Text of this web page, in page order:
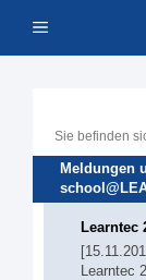
Inhalt Menü
Sie befinden
Meldungen
Learntec
Learntec